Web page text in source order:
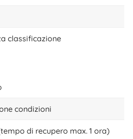
classificazione
condizioni
di recupero max. 1 ora)